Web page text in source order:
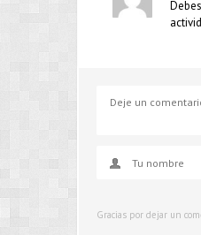
Gracias por dejar un